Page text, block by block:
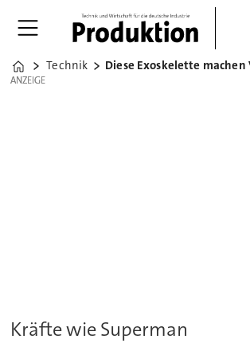
Home
Technik
ANZEIGE
ANZEIGE
Kräfte wie Superman